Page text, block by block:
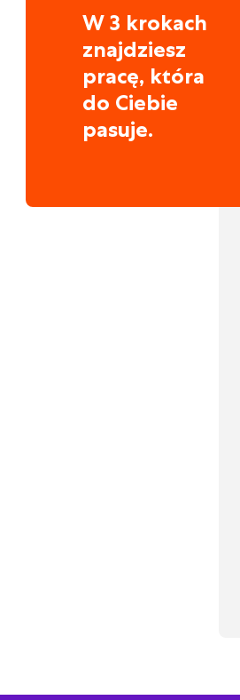
W 3 krokach
znajdziesz
pracę, która
do Ciebie
pasuje.